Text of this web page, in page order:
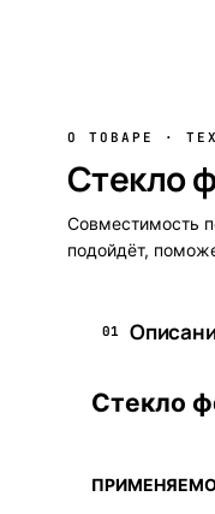
О ТОВАРЕ ·
Стекло
Совместимость
подойдёт,
01
Стекло